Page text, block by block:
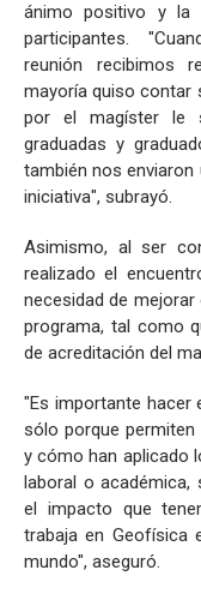
ánimo positivo y la
participantes.
reunión recibimos
mayoría quiso contar
por el magíster le
graduadas y
también nos
iniciativa", subrayó.
Asimismo, al ser
realizado el
necesidad de
programa, tal como
de acreditación del
"Es importante hacer
sólo porque
y cómo han aplicado
laboral o académica,
el impacto que
trabaja en Geofísica
mundo", aseguró.